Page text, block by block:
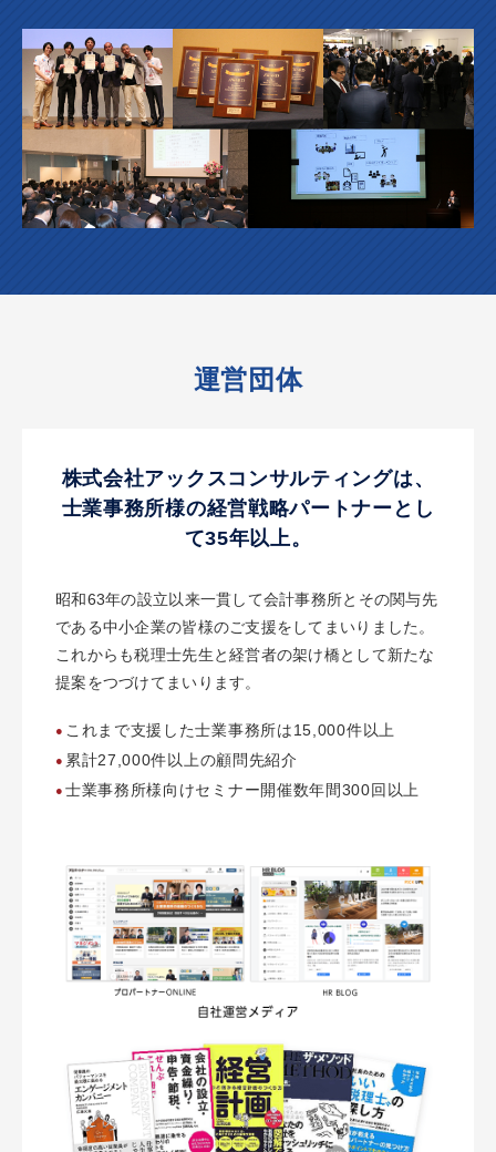
運営団体
株式会社アックスコンサルティングは、
士業事務所様の経営戦略パートナーとし
て35年以上。
昭和63年の設立以来一貫して会計事務所とその関与先
である中小企業の皆様のご支援をしてまいりました。
これからも税理士先生と経営者の架け橋として新たな
提案をつづけてまいります。
これまで支援した士業事務所は15,000件以上
累計27,000件以上の顧問先紹介
士業事務所様向けセミナー開催数年間300回以上